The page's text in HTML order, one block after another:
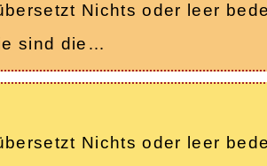
Nichts oder leer
sind die…
Nichts oder leer